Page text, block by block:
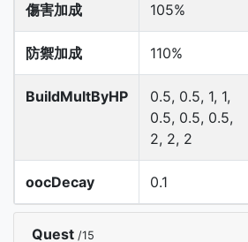
傷害加成 105%
防禦加成 110%
BuildMultByHP
0.5, 0.5, 1, 1,
0.5, 0.5, 0.5,
2, 2, 2
oocDecay 0.1
Quest /15